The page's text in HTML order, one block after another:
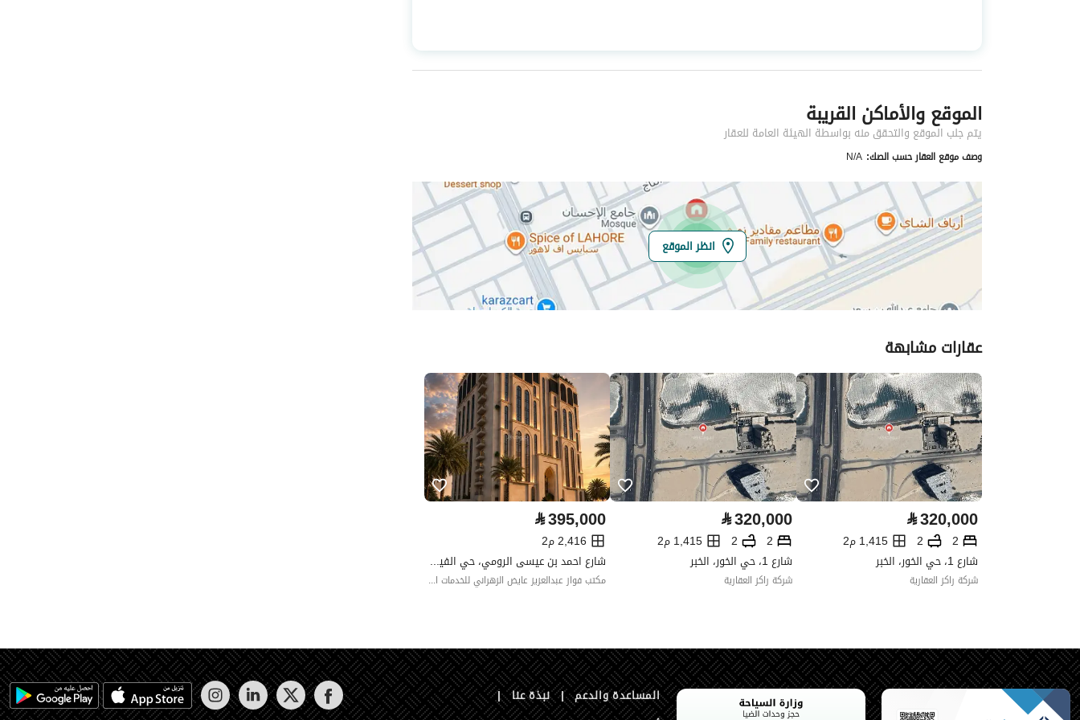
نوع العقار
شقق
عدد الغرف
4
خدمات العقار
كهرباء نعم
تفاصيل اضافية
عمر العقار
0
رقم المخطط
2497
رقم صك الملكية
واجهة العقار
-
حدود واطوال العقار -
الضمانات والمدة
-
قنوات الاعلان
منصة مرخصة
هل يوجد اي التزام
على العقار ؟
لا
مطابقة لكود البناء
Yes
العقار مرهون
لا
العقار مقيد
لا
رقم الأرض
151/1/2
ملاحظات
-
حدود العقار/الملكية
الشمالي
الشرقي
الجنوبي
الموقع والأماكن القريبة
يتم جلب الموقع والتحقق منه بواسطة الهيئة العامة للعقار
وصف موقع العقار حسب الصك: N/A
انظر الموقع
عقارات مشابهة
⃁320,000
2
2
1,415 م2
شارع 1، حي الخور، الخبر
شركة راكز العقارية
⃁320,000
2
2
1,415 م2
شارع 1، حي الخور، الخبر
شركة راكز العقارية
⃁395,000
2,416 م2
شارع احمد بن عيسى الرومي، حي الفيحاء، شمال جدة، جدة
مكتب فواز عبدالعزيز عايض الزهراني للخدمات العقارية
المساعدة والدعم | نبذة عنا |